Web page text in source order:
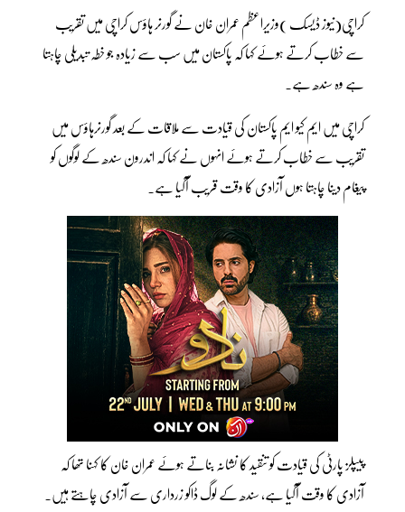
کراچی(نیوز ڈیسک )وزیراعظم عمران خان نے گورنر ہاؤس کراچی میں تقریب
سے خطاب کرتے ہوئے کہا کہ پاکستان میں سب سے زیادہ جو خطہ تبدیلی چاہتا
ہے وہ سندھ ہے۔
کراچی میں ایم کیو ایم پاکستان کی قیادت سے ملاقات کے بعد گورنرہاؤس میں
تقریب سے خطاب کرتے ہوئے انہوں نے کہا کہ اندرون سندھ کے لوگوں کو
پیغام دینا چاہتا ہوں آزادی کا وقت قریب آگیا ہے۔
پیپلز پارٹی کی قیادت کو تنقید کا نشانہ بناتے ہوئے عمران خان کا کہنا تھا کہ
آزادی کا وقت آگیا ہے، سندھ کے لوگ ڈاکو زرداری سے آزادی چاہتے ہیں۔